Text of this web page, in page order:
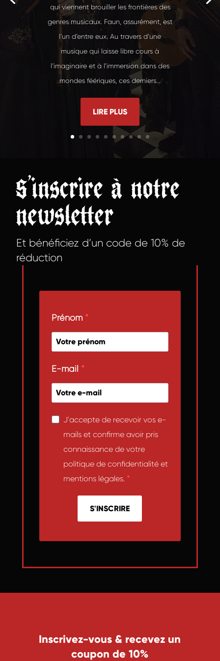
qui viennent brouiller les frontières des
genres musicaux. Faun, assurément, est
l’un d’entre eux. Au travers d’une
musique qui laisse libre cours à
l’imaginaire et à l’immersion dans des
mondes féériques, ces derniers...
LIRE PLUS
S’inscrire à notre
newsletter
Et bénéficiez d’un code de 10% de
réduction
Prénom
E-mail
J'accepte de recevoir vos e-
mails et confirme avoir pris
connaissance de votre
politique de confidentialité et
mentions légales.
S'INSCRIRE
Inscrivez-vous & recevez un
coupon de 10%